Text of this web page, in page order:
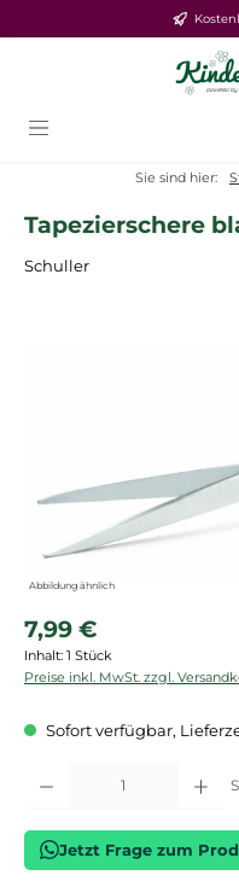
Zum Hauptinhalt springen
Sie sind hier:
Tapezierschere
Schuller
Abbildung ähnlich
Regulärer Preis:
7,99 €
Inhalt: 1 Stück
Preise inkl. MwSt. zzgl.
Sofort verfügbar,
Produkt Anzahl: Gib den
Jetzt Frage zum